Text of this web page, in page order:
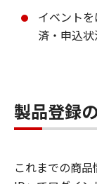
イベント
済・申込
製品登録
これまでの商